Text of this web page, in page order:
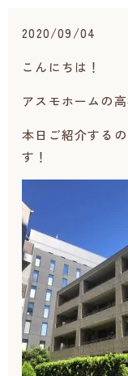
2020/09/04
こんにちは！
アスモホームの高
本日ご紹介する
す！